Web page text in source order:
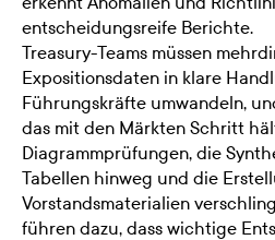
entscheidungsreife Berichte.
Treasury-Teams müssen
Expositionsdaten in klare
Führungskräfte umwandeln,
das mit den Märkten Schritt
Diagrammprüfungen, die
Tabellen hinweg und die
Vorstandsmaterialien
führen dazu, dass wichtige